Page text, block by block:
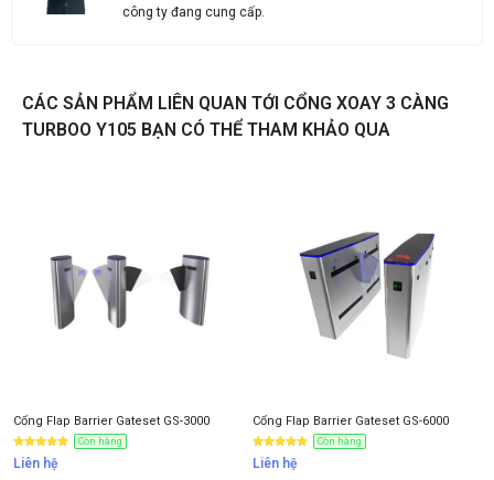
công ty đang cung cấp.
CÁC SẢN PHẨM LIÊN QUAN TỚI CỔNG XOAY 3 CÀNG
TURBOO Y105 BẠN CÓ THỂ THAM KHẢO QUA
Cổng Flap Barrier Gateset GS-3000
Còn hàng
Liên hệ
Cổng Flap Barrier Gateset GS-6000
Còn hàng
Liên hệ
Thông tin nhận báo giá sản phẩm
Anh/Chị có dùng ZALO số này Tôi Không dùng